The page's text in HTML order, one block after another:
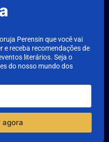
Perensin que você vai
e receba recomendações de
literários. Seja o
do nosso mundo dos
agora